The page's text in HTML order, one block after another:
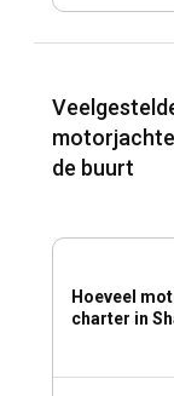
de buurt
Hoeveel
charter in